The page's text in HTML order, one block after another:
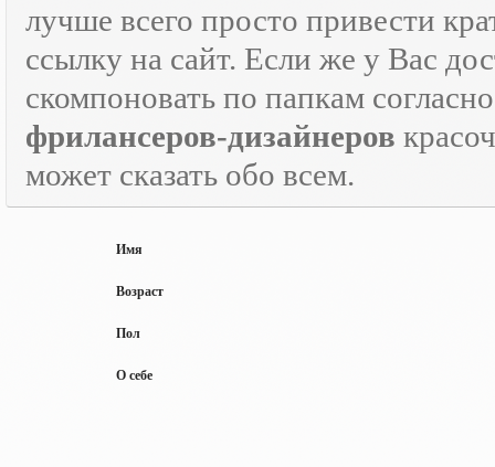
лучше всего просто привести
ссылку на сайт. Если же у Вас
скомпоновать по папкам
фрилансеров-дизайнеров
может сказать обо всем.
Имя
Возраст
Пол
О себе